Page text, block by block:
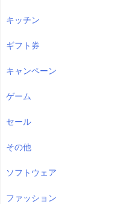
キッチン
ギフト券
キャンペーン
ゲーム
セール
その他
ソフトウェア
ファッション